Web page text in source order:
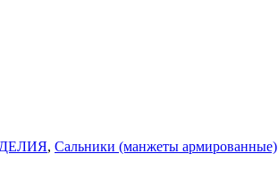
, Сальники (манжеты армированные)